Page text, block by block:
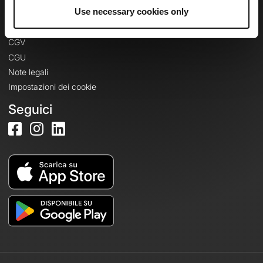
Use necessary cookies only
Informazioni legali
Informativa sulla privacy
CGV
CGU
Note legali
Impostazioni dei cookie
Seguici